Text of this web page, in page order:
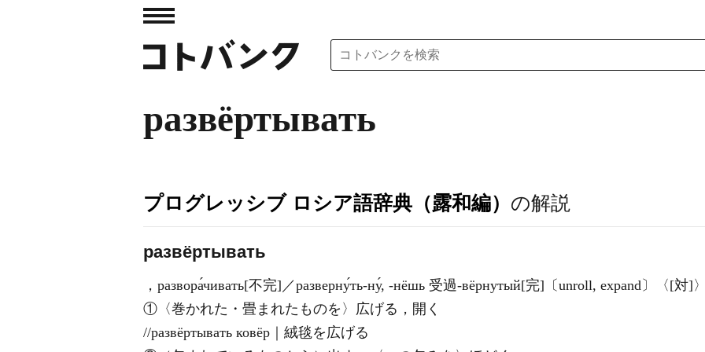
развёртывать
プログレッシブ ロシア語辞典（露和編） の解説
развёртывать
，развора́чивать[不完]／разверну́ть-ну́, -нёшь 受過-вёрнутый[完]〔unroll, expand〕〈[対]〉
①〈巻かれた・畳まれたものを〉広げる，開く
//развёртывать ковёр｜絨毯を広げる